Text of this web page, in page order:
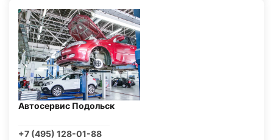
Автосервис Подольск
+7 (495) 128-01-88